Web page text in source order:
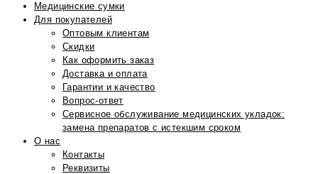
Медицинские сумки
Для покупателей
Оптовым клиентам
Скидки
Как оформить заказ
Доставка и оплата
Гарантии и качество
Вопрос-ответ
Сервисное обслуживание медицинских укладок:
замена препаратов с истекшим сроком
О нас
Контакты
Реквизиты